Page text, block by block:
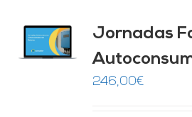
Jornadas
246,00€